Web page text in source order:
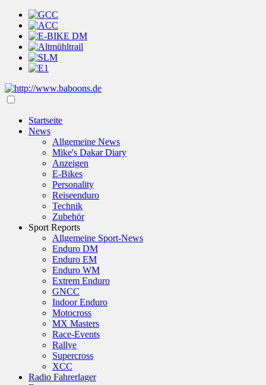
Startseite
News
Allgemeine News
Mike's Dakar Diary
Anzeigen
E-Bikes
Personality
Reiseenduro
Technik
Zubehör
Sport Reports
Allgemeine Sport-News
Enduro DM
Enduro EM
Enduro WM
Extrem Enduro
GNCC
Indoor Enduro
Motocross
MX Masters
Race-Events
Rallye
Supercross
XCC
Radio Fahrerlager